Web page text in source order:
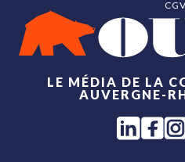
LE MÉDIA DE LA
AUVERGNE-
CGV